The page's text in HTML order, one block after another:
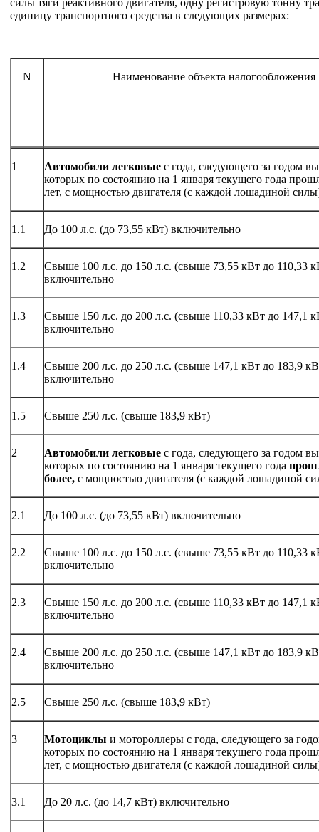
силы тяги реактивного двигателя, одну регистровую тонну
единицу транспортного средства в следующих размерах:
N Наименование объекта налогообложения
1 Автомобили легковые с года, следующего за годом
которых по состоянию на 1 января текущего года
лет, с мощностью двигателя (с каждой лошадиной
1.1 До 100 л.с. (до 73,55 кВт) включительно
1.2
Свыше 100 л.с. до 150 л.с. (свыше 73,55 кВт до 110,33
включительно
1.3
Свыше 150 л.с. до 200 л.с. (свыше 110,33 кВт до 147,1
включительно
1.4
Свыше 200 л.с. до 250 л.с. (свыше 147,1 кВт до 183,9
включительно
1.5 Свыше 250 л.с. (свыше 183,9 кВт)
2 Автомобили легковые с года, следующего за годом
которых по состоянию на 1 января текущего года
более, с мощностью двигателя (с каждой лошадиной
2.1 До 100 л.с. (до 73,55 кВт) включительно
2.2
Свыше 100 л.с. до 150 л.с. (свыше 73,55 кВт до 110,33
включительно
2.3
Свыше 150 л.с. до 200 л.с. (свыше 110,33 кВт до 147,1
включительно
2.4
Свыше 200 л.с. до 250 л.с. (свыше 147,1 кВт до 183,9
включительно
2.5 Свыше 250 л.с. (свыше 183,9 кВт)
3 Мотоциклы и мотороллеры с года, следующего за
которых по состоянию на 1 января текущего года
лет, с мощностью двигателя (с каждой лошадиной
3.1 До 20 л.с. (до 14,7 кВт) включительно